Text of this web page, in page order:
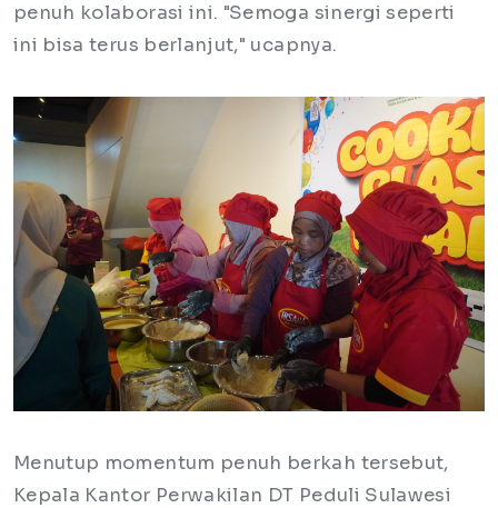
penuh kolaborasi ini. "Semoga sinergi seperti
ini bisa terus berlanjut," ucapnya.
Menutup momentum penuh berkah tersebut,
Kepala Kantor Perwakilan DT Peduli Sulawesi